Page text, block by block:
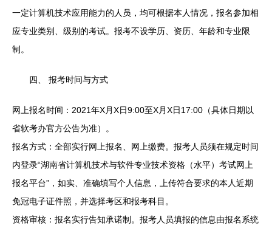
一定计算机技术应用能力的人员，均可根据本人情况，报名参加相
应专业类别、级别的考试。报考不设学历、资历、年龄和专业限
制。
四、 报考时间与方式
网上报名时间：2021年X月X日9:00至X月X日17:00（具体日期以
省软考办官方公告为准）。
报名方式：全部实行网上报名、网上缴费。报考人员须在规定时间
内登录“湖南省计算机技术与软件专业技术资格（水平）考试网上
报名平台”，如实、准确填写个人信息，上传符合要求的本人近期
免冠电子证件照，并选择考区和报考科目。
资格审核：报名实行告知承诺制。报考人员填报的信息由报名系统